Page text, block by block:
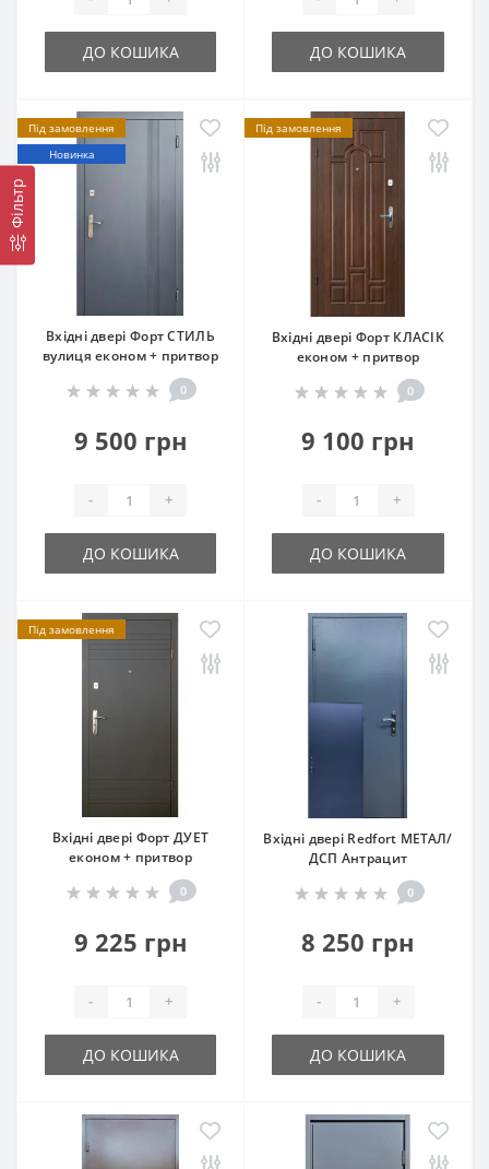
Фільтр
ДО КОШИКА ДО КОШИКА
Під замовлення
Новинка
Вхідні двері Форт СТИЛЬ
вулиця економ + притвор
0
9 500 грн
- +
ДО КОШИКА
Під замовлення
Вхідні двері Форт КЛАСІК
економ + притвор
0
9 100 грн
- +
ДО КОШИКА
Під замовлення
Вхідні двері Форт ДУЕТ
економ + притвор
0
9 225 грн
- +
ДО КОШИКА
Вхідні двері Redfort МЕТАЛ/
ДСП Антрацит
0
8 250 грн
- +
ДО КОШИКА